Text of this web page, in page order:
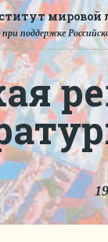
мировой
поддержке